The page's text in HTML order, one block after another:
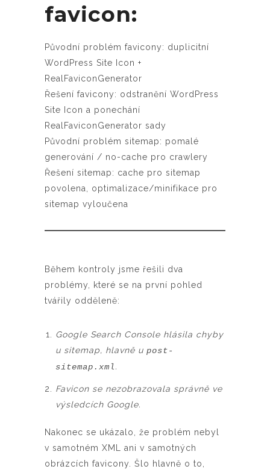
favicon:
Původní problém favicony: duplicitní
WordPress Site Icon +
RealFaviconGenerator
Řešení favicony: odstranění WordPress
Site Icon a ponechání
RealFaviconGenerator sady
Původní problém sitemap: pomalé
generování / no-cache pro crawlery
Řešení sitemap: cache pro sitemap
povolena, optimalizace/minifikace pro
sitemap vyloučena
Během kontroly jsme řešili dva
problémy, které se na první pohled
tvářily odděleně:
Google Search Console hlásila chyby
u sitemap, hlavně u post-
sitemap.xml.
Favicon se nezobrazovala správně ve
výsledcích Google.
Nakonec se ukázalo, že problém nebyl
v samotném XML ani v samotných
obrázcích favicony. Šlo hlavně o to,